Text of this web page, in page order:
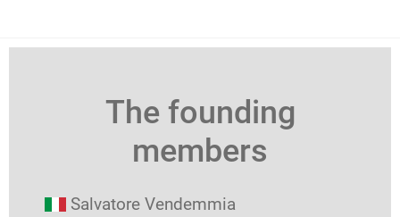
The founding
members
Salvatore Vendemmia